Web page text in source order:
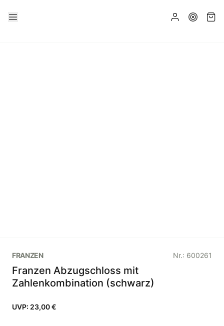
FRANZEN Nr.: 600261
Franzen Abzugschloss mit
Zahlenkombination (schwarz)
UVP: 23,00 €